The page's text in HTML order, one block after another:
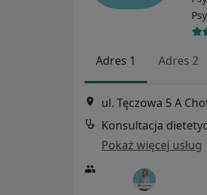
Adres 1 Adres 2
Konsultacja
Pokaż więcej usług